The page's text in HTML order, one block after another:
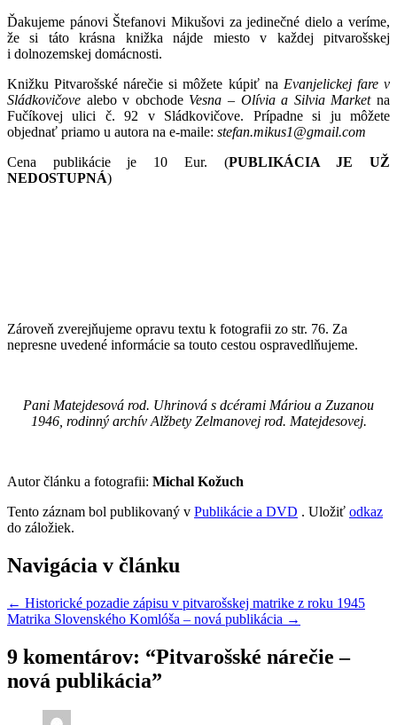
Ďakujeme pánovi Štefanovi Mikušovi za jedinečné dielo a veríme,
že si táto krásna knižka nájde miesto v každej pitvarošskej
i dolnozemskej domácnosti.
Knižku Pitvarošské nárečie si môžete kúpiť na Evanjelickej fare v
Sládkovičove alebo v obchode Vesna – Olívia a Silvia Marketna
Fučíkovej ulici č. 92 v Sládkovičove. Prípadne si ju môžete
objednať priamo u autora na e-maile: stefan.mikus1@gmail.com
Cena publikácie je 10 Eur. (PUBLIKÁCIA JE UŽ
NEDOSTUPNÁ)
Zároveň zverejňujeme opravu textu k fotografii zo str. 76. Za
nepresne uvedené informácie sa touto cestou ospravedlňujeme.
Pani Matejdesová rod. Uhrinová s dcérami Máriou a Zuzanou
1946, rodinný archív Alžbety Zelmanovej rod. Matejdesovej.
Autor článku a fotografii: Michal Kožuch
Tento záznam bol publikovaný v Publikácie a DVD . Uložiť odkaz
do záložiek.
Navigácia v článku
← Historické pozadie zápisu v pitvarošskej matrike z roku 1945
Matrika Slovenského Komlóša – nová publikácia →
9 komentárov: “Pitvarošské nárečie –
nová publikácia”